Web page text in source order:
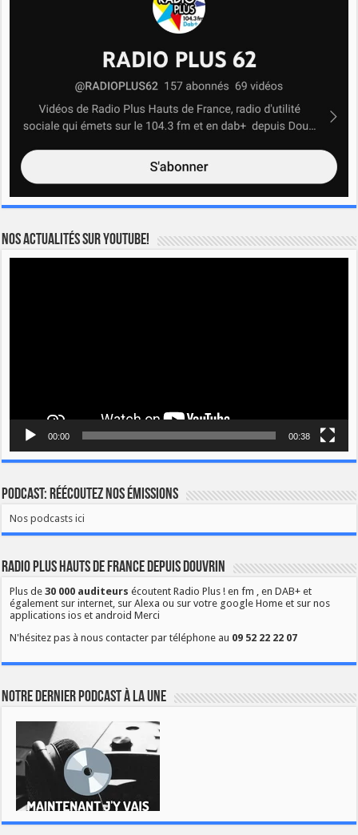
Nos actualités sur YOUTUBE!
00:00 00:38
Podcast: Réécoutez nos émissions
Nos podcasts ici
Radio Plus Hauts de France depuis Douvrin
Plus de30 000 auditeurs écoutent Radio Plus ! en fm , en DAB+ et
également sur internet, sur Alexa ou sur votre google Home et sur nos
applications ios et android Merci
N'hésitez pas à nous contacter par téléphone au 09 52 22 22 07
Notre dernier podcast à la une